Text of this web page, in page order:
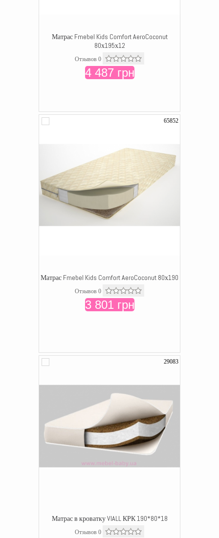
Матрас Fmebel Kids Comfort AeroCoconut
80х195х12
Отзывов 0
4 487 грн
65852
Матрас Fmebel Kids Comfort AeroCoconut 80х190
Отзывов 0
3 801 грн
29083
Матрас в кроватку VIALL КРК 190*80*18
Отзывов 0